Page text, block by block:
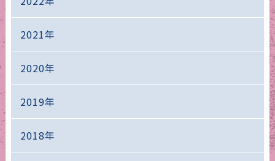
2021年
2020年
2019年
2018年